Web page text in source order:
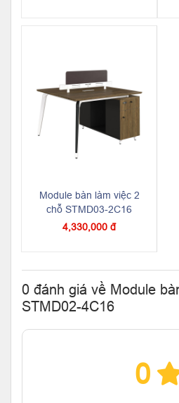
Module bàn làm việc 2
chỗ STMD03-2C16
4,330,000 đ
0 đánh giá về Module
STMD02-4C16
0